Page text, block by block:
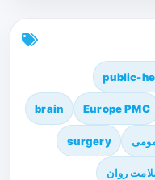
public-
Europe PMC
brain
surgery
روان